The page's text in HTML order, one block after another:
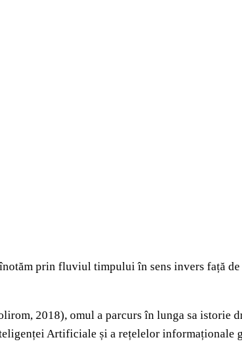
prin fluviul timpului în sens invers față
2018), omul a parcurs în lunga sa istorie
Artificiale și a rețelelor informaționale